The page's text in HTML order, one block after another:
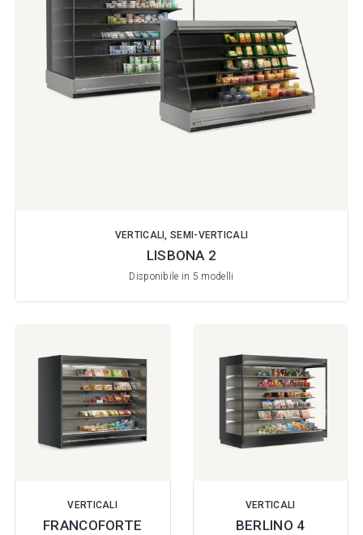
VERTICALI, SEMI-VERTICALI
LISBONA 2
Disponibile in 5 modelli
VERTICALI
FRANCOFORTE
VERTICALI
BERLINO 4